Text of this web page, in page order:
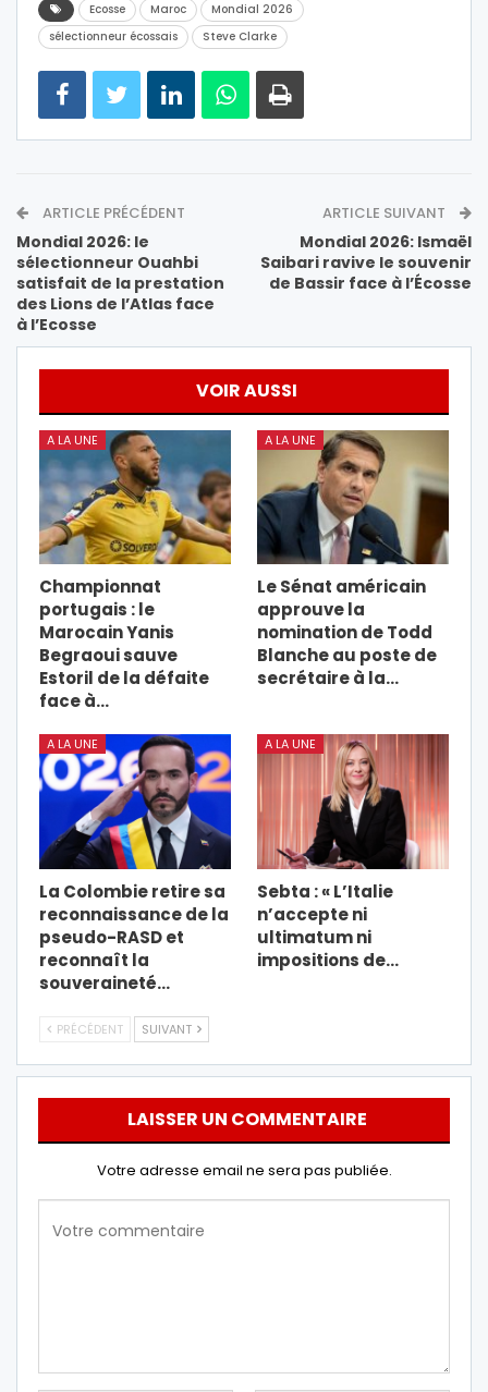
Ecosse Maroc
Mondial 2026
sélectionneur écossais
Steve Clarke
ARTICLE PRÉCÉDENT
Mondial 2026: le
sélectionneur Ouahbi
satisfait de la prestation
des Lions de l’Atlas face
à l’Ecosse
ARTICLE SUIVANT
Mondial 2026: Ismaël
Saibari ravive le souvenir
de Bassir face à l’Écosse
VOIR AUSSI
A LA UNE
Championnat
portugais : le
Marocain Yanis
Begraoui sauve
Estoril de la défaite
face à…
A LA UNE
Le Sénat américain
approuve la
nomination de Todd
Blanche au poste de
secrétaire à la…
A LA UNE
La Colombie retire sa
reconnaissance de la
pseudo-RASD et
reconnaît la
souveraineté…
A LA UNE
Sebta : « L’Italie
n’accepte ni
ultimatum ni
impositions de…
PRÉCÉDENT SUIVANT
LAISSER UN COMMENTAIRE
Votre adresse email ne sera pas publiée.